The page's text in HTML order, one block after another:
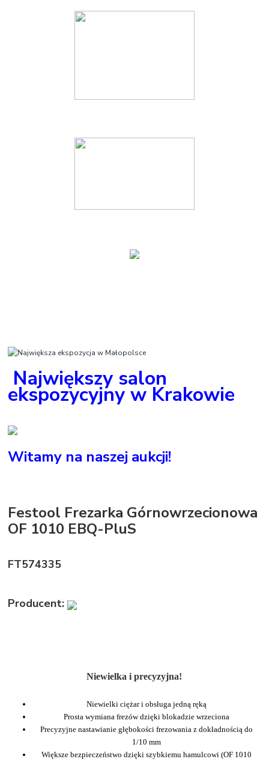
Największy salon
ekspozycyjny w Krakowie
Witamy na naszej aukcji!
Festool Frezarka Górnowrzecionowa
OF 1010 EBQ-PluS
FT574335
Producent:
Niewielka i precyzyjna!
Niewielki ciężar i obsługa jedną ręką
Prosta wymiana frezów dzięki blokadzie wrzeciona
Precyzyjne nastawianie głębokości frezowania z dokładnością do
1/10 mm
Większe bezpieczeństwo dzięki szybkiemu hamulcowi (OF 1010